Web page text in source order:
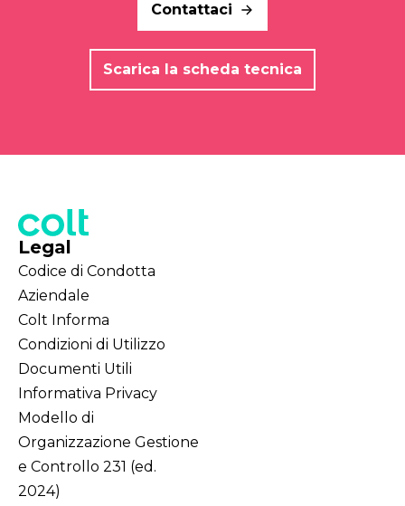
Contattaci
Scarica la scheda tecnica
Legal
Codice di Condotta
Aziendale
Colt Informa
Condizioni di Utilizzo
Documenti Utili
Informativa Privacy
Modello di
Organizzazione Gestione
e Controllo 231 (ed.
2024)